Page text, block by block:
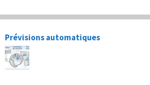
Prévisions automatiques